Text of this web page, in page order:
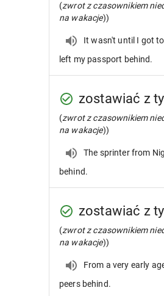
(zwrot z czasownikiem
na wakacje))
It wasn't until I got
left my passport behind.
zostawiać z
(zwrot z czasownikiem
na wakacje))
The sprinter from
behind.
zostawiać z
(zwrot z czasownikiem
na wakacje))
From a very early
peers behind.